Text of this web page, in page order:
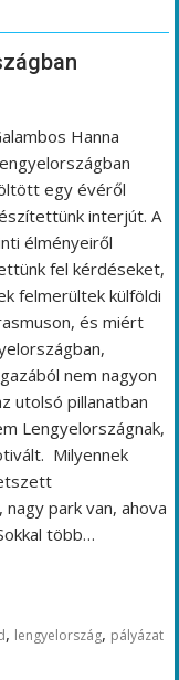
Hanna
egy évéről
interjút. A
élményeiről
fel kérdéseket,
felmerültek külföldi
és miért
nem nagyon
utolsó pillanatban
Lengyelországnak,
Milyennek
park van, ahova
több…
, lengyelország, pályázat